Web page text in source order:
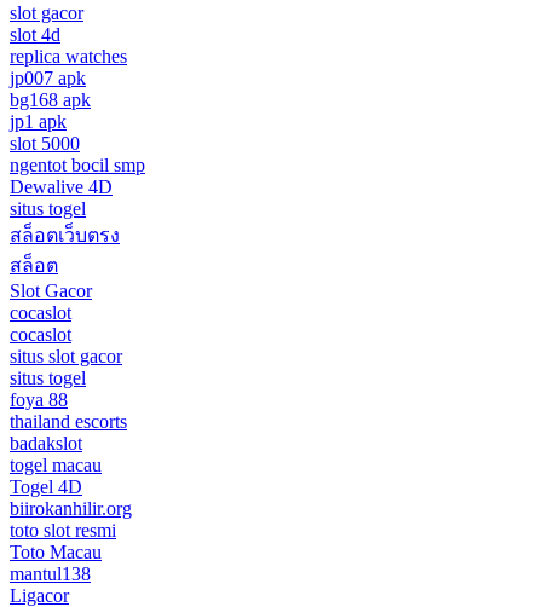
slot gacor
slot 4d
replica watches
jp007 apk
bg168 apk
jp1 apk
slot 5000
ngentot bocil smp
Dewalive 4D
situs togel
สล็อตเว็บตรง
สล็อต
Slot Gacor
cocaslot
cocaslot
situs slot gacor
situs togel
foya 88
thailand escorts
badakslot
togel macau
Togel 4D
biirokanhilir.org
toto slot resmi
Toto Macau
mantul138
Ligacor